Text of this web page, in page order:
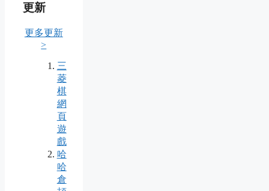
更新
更多更新
>
三
菱
棋
網
頁
遊
戲
哈
哈
倉